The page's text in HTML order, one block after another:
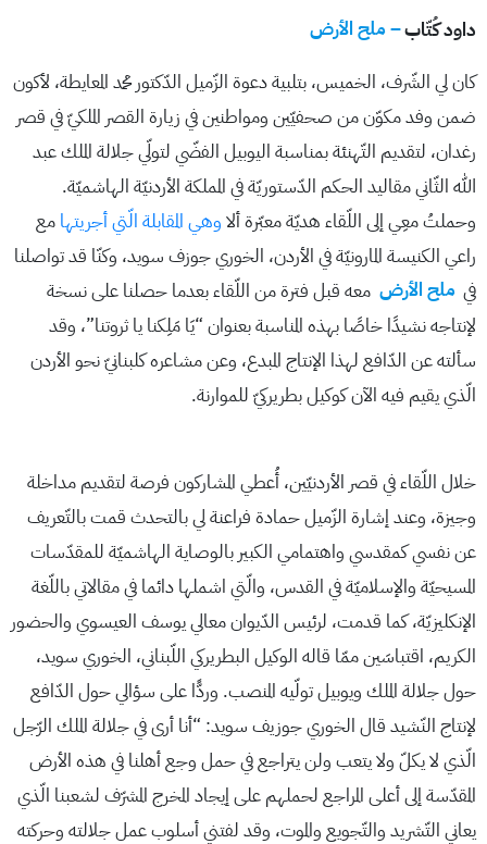
داود كُتّاب– ملح الأرض
كان لي الشّرف، الخميس، بتلبية دعوة الزّميل الدّكتور محمد المعايطة، لأكون
ضمن وفد مكوّن من صحفيّين ومواطنين في زيارة القصر الملكيّ في قصر
رغدان، لتقديم التّهنئة بمناسبة اليوبيل الفضّي لتولّي جلالة الملك عبد
الله الثّاني مقاليد الحكم الدّستوريّة في المملكة الأردنيّة الهاشميّة.
وحملتُ معِي إلى اللّقاء هديّة معبّرة ألا وهي المقابلة الّتي أجريتها مع
راعي الكنيسة المارونيّة في الأردن، الخوري جوزف سويد، وكنّا قد تواصلنا
في ملح الأرض معه قبل فترة من اللّقاء بعدما حصلنا على نسخة
لإنتاجه نشيدًا خاصًا بهذه المناسبة بعنوان “يَا مَلِكنا يا ثروتنا”، وقد
سألته عن الدّافع لهذا الإنتاج المبدع، وعن مشاعره كلبنانيّ نحو الأردن
الّذي يقيم فيه الآن كوكيل بطريركيّ للموارنة.
خلال اللّقاء في قصر الأردنيّين، أُعطي المشاركون فرصة لتقديم مداخلة
وجيزة، وعند إشارة الزّميل حمادة فراعنة لي بالتحدث قمت بالتّعريف
عن نفسي كمقدسي واهتمامي الكبير بالوصاية الهاشميّة للمقدّسات
المسيحيّة والإسلاميّة في القدس، والّتي اشملها دائما في مقالاتي باللّغة
الإنكليزيّة، كما قدمت، لرئيس الدّيوان معالي يوسف العيسوي والحضور
الكريم، اقتباسَين ممّا قاله الوكيل البطريركي اللّبناني، الخوري سويد،
حول جلالة الملك ويوبيل تولّيه المنصب. وردًّا على سؤالي حول الدّافع
لإنتاج النّشيد قال الخوري جوزيف سويد: “أنا أرى في جلالة الملك الرّجل
الّذي لا يكلّ ولا يتعب ولن يتراجع في حمل وجع أهلنا في هذه الأرض
المقدّسة إلى أعلى المراجع لحملهم على إيجاد المخرج المشرّف لشعبنا الّذي
يعاني التّشريد والتّجويع والموت، وقد لفتني أسلوب عمل جلالته وحركته